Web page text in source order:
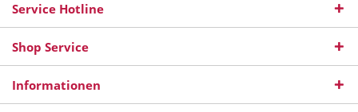
Service Hotline
Shop Service
Informationen